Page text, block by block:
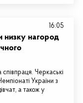
низку нагород
Черкаські
України з
а також у
16:05